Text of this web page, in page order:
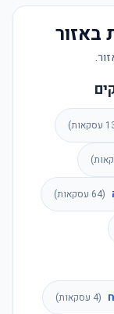
באזור
עסקאות)
(
64 עסקאות)
(
4 עסקאות)